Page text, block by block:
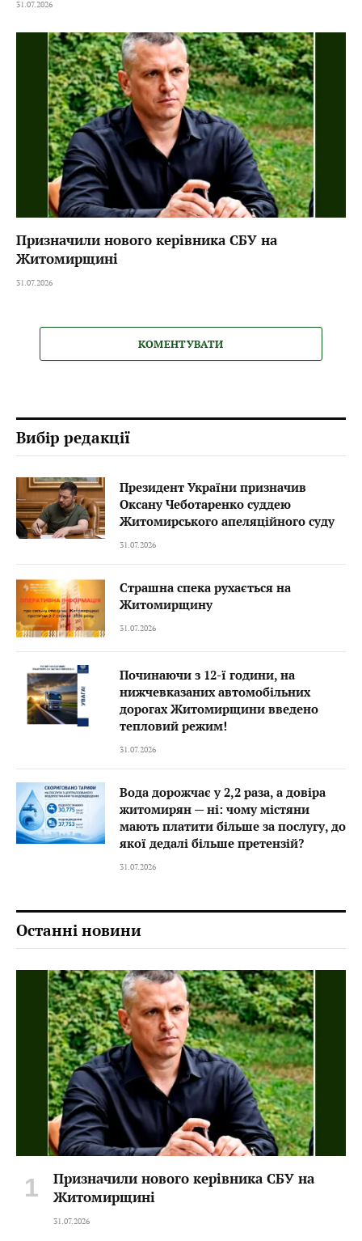
31.07.2026
Призначили нового керівника СБУ на
Житомирщині
31.07.2026
КОМЕНТУВАТИ
Вибір редакції
Президент України призначив
Оксану Чеботаренко суддею
Житомирського апеляційного суду
31.07.2026
Страшна спека рухається на
Житомирщину
31.07.2026
Починаючи з 12-ї години, на
нижчевказаних автомобільних
дорогах Житомирщини введено
тепловий режим!
31.07.2026
Вода дорожчає у 2,2 раза, а довіра
житомирян — ні: чому містяни
мають платити більше за послугу, до
якої дедалі більше претензій?
31.07.2026
Останні новини
Призначили нового керівника СБУ на
Житомирщині
31.07.2026